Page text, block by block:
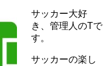
サッカー大好
き、管理人のTで
す。
サッカーの楽し